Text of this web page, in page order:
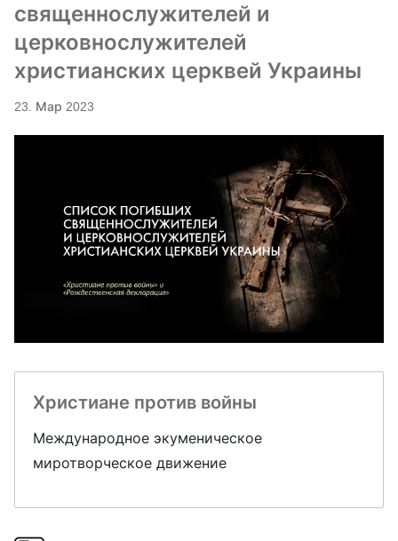
священнослужителей и
церковнослужителей
христианских церквей Украины
23. Мар 2023
Христиане против войны
Международное экуменическое
миротворческое движение